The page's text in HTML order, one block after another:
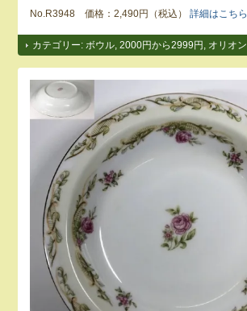
No.R3948 価格：2,490円（税込）詳細はこちら
カテゴリー:ボウル,2000円から2999円 , オリオン